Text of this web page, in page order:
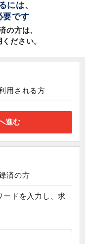
には、
要です
の方は、
ださい。
用される方
済の方
ードを入力し、求